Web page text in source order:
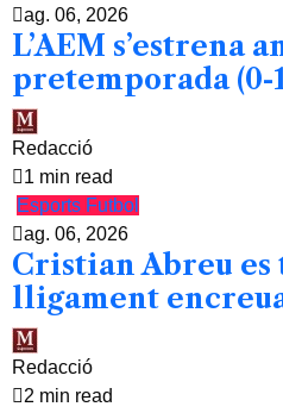
ag. 06, 2026
L’AEM s’estrena
pretemporada (0-
Redacció
1 min read
Esports Futbol
ag. 06, 2026
Cristian Abreu es
lligament
Redacció
2 min read